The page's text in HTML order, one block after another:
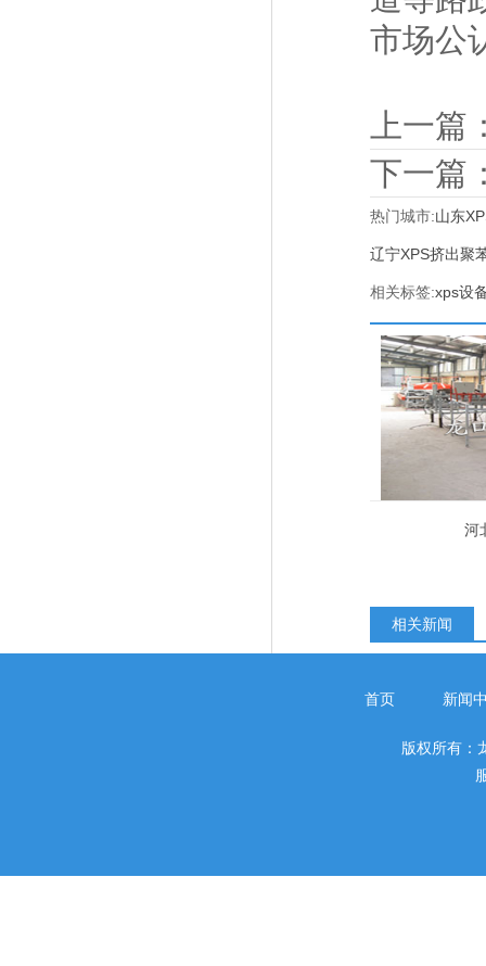
市场公
上一篇
下一篇
热门城市:山东
辽宁XPS挤出聚
相关标签:xps设
河
相关新闻
首页 新闻
版权所有：